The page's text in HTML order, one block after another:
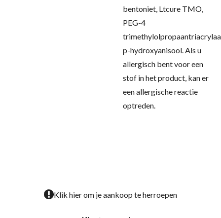
bentoniet, Ltcure TMO,
PEG-4
p-hydroxyanisool.Als u
allergisch bent voor een
stof in het product, kan er
een allergische reactie
optreden.
Klik hier om je aankoop te herroepen